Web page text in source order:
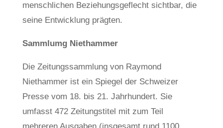
menschlichen Beziehungsgeflecht sichtbar, die
seine Entwicklung prägten.
Sammlumg Niethammer
Die Zeitungssammlung von Raymond
Niethammer ist ein Spiegel der Schweizer
Presse vom 18. bis 21. Jahrhundert. Sie
umfasst 472 Zeitungstitel mit zum Teil